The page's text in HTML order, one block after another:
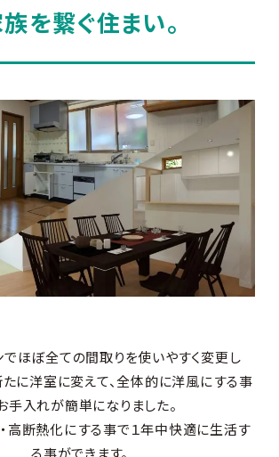
を繋ぐ住まい。
でほぼ全ての間取りを使いやすく変更し
に洋室に変えて、全体的に洋風にする事
手入れが簡単になりました。
高断熱化にする事で１年中快適に生活す
る事ができます。